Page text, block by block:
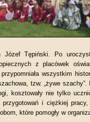
Józef Tępiński. Po
z placówek
wszystkim
tzw. „żywe
kosztowały nie tylko
przygotowań i ciężkiej
które pomogły w